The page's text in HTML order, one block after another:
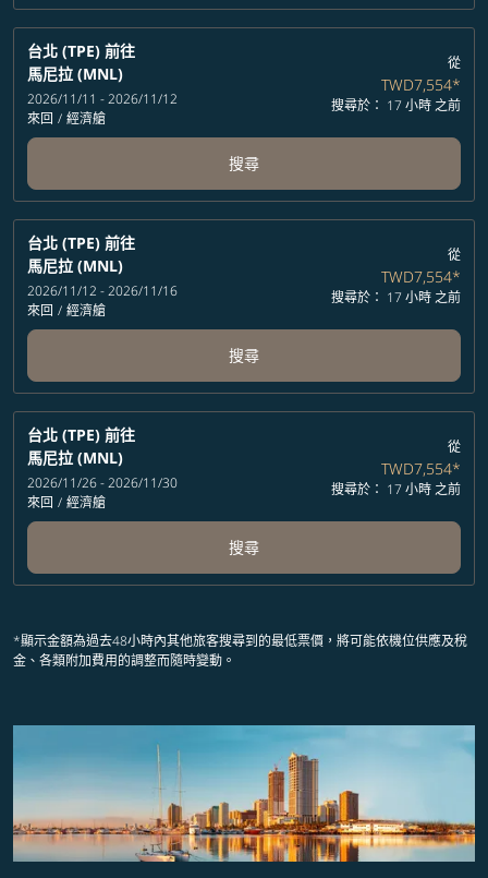
台北 (TPE) 前往
馬尼拉 (MNL)
2026/11/11 - 2026/11/12
來回 / 經濟艙
從
TWD7,554*
搜尋於： 17 小時 之前
搜尋
台北 (TPE) 前往
馬尼拉 (MNL)
2026/11/12 - 2026/11/16
來回 / 經濟艙
從
TWD7,554*
搜尋於： 17 小時 之前
搜尋
台北 (TPE) 前往
馬尼拉 (MNL)
2026/11/26 - 2026/11/30
來回 / 經濟艙
從
TWD7,554*
搜尋於： 17 小時 之前
搜尋
*顯示金額為過去48小時內其他旅客搜尋到的最低票價，將可能依機位供應及稅
金、各類附加費用的調整而隨時變動。